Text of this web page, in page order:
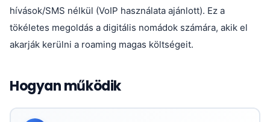
hívások/SMS nélkül (VoIP használata ajánlott). Ez a
tökéletes megoldás a digitális nomádok számára, akik el
akarják kerülni a roaming magas költségeit.
Hogyan működik